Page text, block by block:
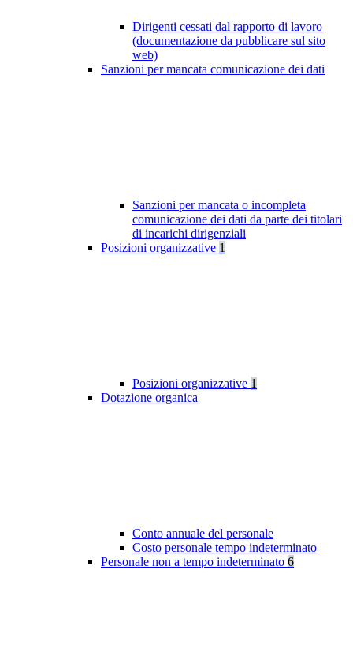
Dirigenti cessati dal rapporto di lavoro
(documentazione da pubblicare sul sito
web)
Sanzioni per mancata comunicazione dei dati
Sanzioni per mancata o incompleta
comunicazione dei dati da parte dei titolari
di incarichi dirigenziali
Posizioni organizzative 1
Posizioni organizzative 1
Dotazione organica
Conto annuale del personale
Costo personale tempo indeterminato
Personale non a tempo indeterminato 6